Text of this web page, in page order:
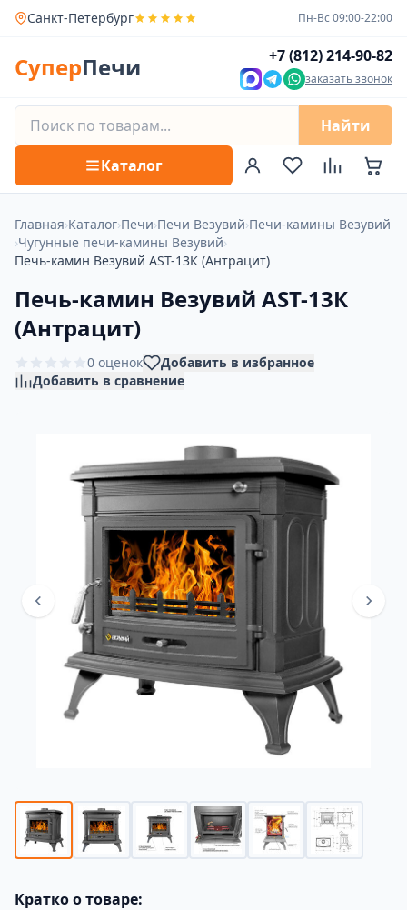
Санкт-Петербург Пн-Вс 09:00-22:00
СуперПечи +7 (812) 214-90-82
заказать звонок
Найти
Каталог
Главная›Каталог›Печи›Печи Везувий›Печи-камины Везувий
›Чугунные печи-камины Везувий›
Печь-камин Везувий AST-13К (Антрацит)
Печь-камин Везувий AST-13К
(Антрацит)
0 оценок
Добавить в избранное
Добавить в сравнение
Кратко о товаре: